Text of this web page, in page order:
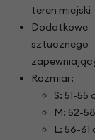
teren miejski
Rozmiar:
S: 51-
M: 52-
L: 56-